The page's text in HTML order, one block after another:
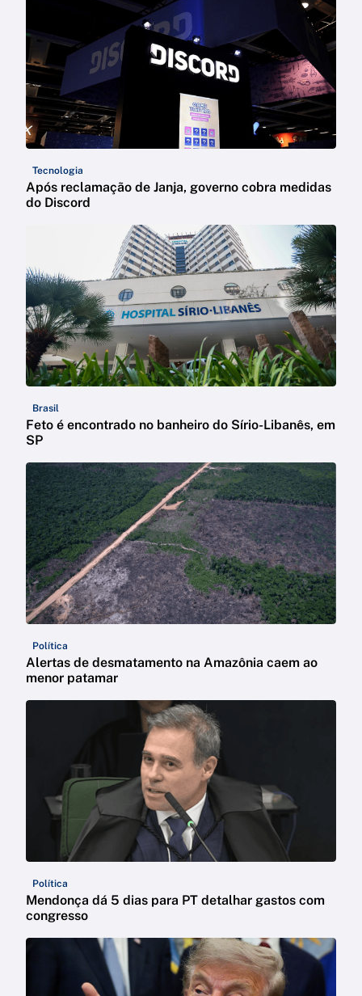
Tecnologia
Após reclamação de Janja, governo cobra medidas
do Discord
Brasil
Feto é encontrado no banheiro do Sírio-Libanês, em
SP
Política
Alertas de desmatamento na Amazônia caem ao
menor patamar
Política
Mendonça dá 5 dias para PT detalhar gastos com
congresso